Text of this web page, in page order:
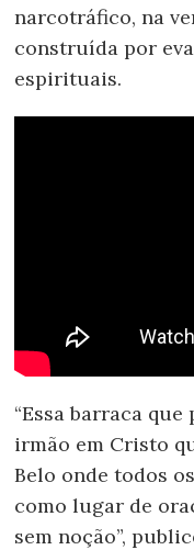
narcotráfico, na
construída por
espirituais.
“Essa barraca
irmão em Cristo
Belo onde todos
como lugar de
sem noção”,